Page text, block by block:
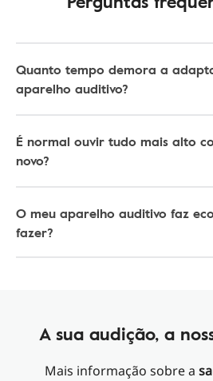
Quanto tempo demora a
aparelho auditivo?
É normal ouvir tudo mais alto
novo?
O meu aparelho auditivo faz
fazer?
A sua audição, a
Mais informação sobre a